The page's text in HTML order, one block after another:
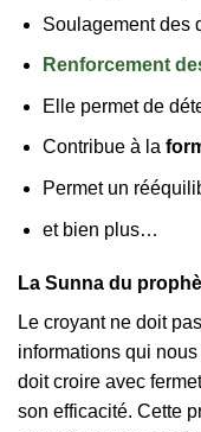
Soulagement des
Renforcement
Elle permet de
Contribue à la
Permet un
et bien plus…
La Sunna du
Le croyant ne doit
informations qui nous
doit croire avec
son efficacité. Cette